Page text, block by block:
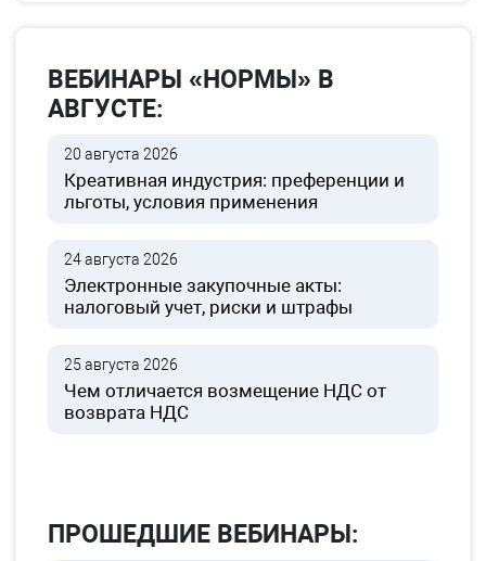
ВЕБИНАРЫ «НОРМЫ» В
АВГУСТЕ:
20 августа 2026
Креативная индустрия: преференции и
льготы, условия применения
24 августа 2026
Электронные закупочные акты:
налоговый учет, риски и штрафы
25 августа 2026
Чем отличается возмещение НДС от
возврата НДС
ПРОШЕДШИЕ ВЕБИНАРЫ: